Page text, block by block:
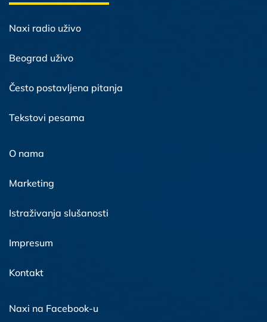
Naxi radio uživo
Beograd uživo
Često postavljena pitanja
Tekstovi pesama
O nama
Marketing
Istraživanja slušanosti
Impresum
Kontakt
Naxi na Facebook-u